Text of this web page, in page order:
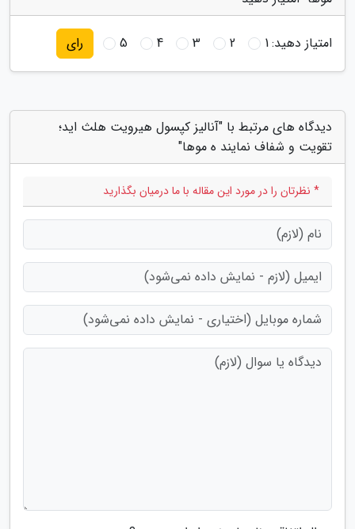
امتیاز دهید:1
2
3
4
5 رای
دیدگاه های مرتبط با "آنالیز کپسول هیرویت هلث اید؛
تقویت و شفاف نمایند ه موها"
* نظرتان را در مورد این مقاله با ما درمیان بگذارید